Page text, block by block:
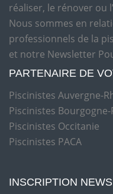
réaliser, le rénover ou
Nous sommes en
professionnels de la
et notre Newsletter
PARTENAIRE DE
Piscinistes Auvergne-
Piscinistes
Piscinistes Occitanie
Piscinistes PACA
INSCRIPTION